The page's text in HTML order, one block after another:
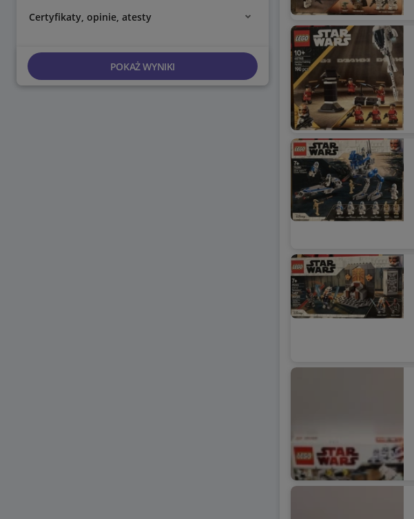
Certyfikaty, opinie, atesty
POKAŻ WYNIKI